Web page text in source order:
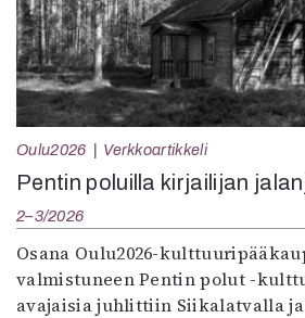
Oulu2026 Verkkoartikkeli
Pentin poluilla kirjailijan
2–3/2026
Osana Oulu2026-
valmistuneen Pentin polut -
avajaisia juhlittiin Siikalatvalla